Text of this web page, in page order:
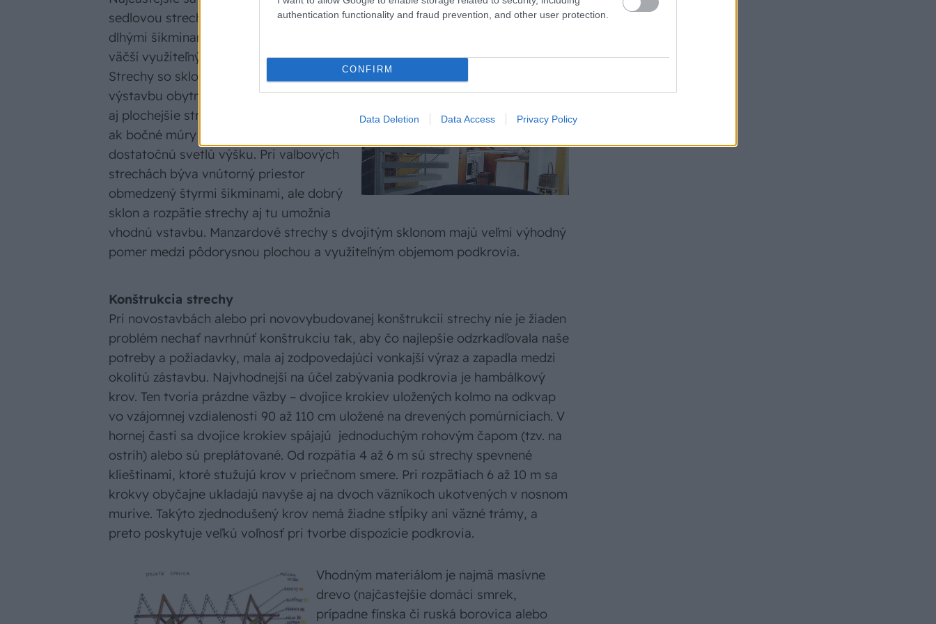
authentication functionality and fraud prevention, and other user protection.
CONFIRM
Data Deletion Data Access Privacy Policy
sedlovou strechou s dvomi rovnako
dlhými šikminami. Čím sú strmšie, tým je
väčší využiteľný priestor pod strechou.
Strechy so sklonom 35 až 45° sú na
výstavbu obytného podkrovia ideálne, ale
aj plochejšie strechy sa dajú dobre využiť,
ak bočné múry poskytujú v podkroví
dostatočnú svetlú výšku. Pri valbových
strechách býva vnútorný priestor
obmedzený štyrmi šikminami, ale dobrý
sklon a rozpätie strechy aj tu umožnia
vhodnú vstavbu. Manzardové strechy s dvojitým sklonom majú veľmi výhodný
pomer medzi pôdorysnou plochou a využiteľným objemom podkrovia.
Konštrukcia strechy
Pri novostavbách alebo pri novovybudovanej konštrukcii strechy nie je žiaden
problém nechať navrhnúť konštrukciu tak, aby čo najlepšie odzrkadľovala naše
potreby a požiadavky, mala aj zodpovedajúci vonkajší výraz a zapadla medzi
okolitú zástavbu. Najvhodnejší na účel zabývania podkrovia je hambálkový
krov. Ten tvoria prázdne väzby – dvojice krokiev uložených kolmo na odkvap
vo vzájomnej vzdialenosti 90 až 110 cm uložené na drevených pomúrniciach. V
hornej časti sa dvojice krokiev spájajú jednoduchým rohovým čapom (tzv. na
ostrih) alebo sú preplátované. Od rozpätia 4 až 6 m sú strechy spevnené
klieštinami, ktoré stužujú krov v priečnom smere. Pri rozpätiach 6 až 10 m sa
krokvy obyčajne ukladajú navyše aj na dvoch väzníkoch ukotvených v nosnom
murive. Takýto zjednodušený krov nemá žiadne stĺpiky ani väzné trámy, a
preto poskytuje veľkú voľnosť pri tvorbe dispozície podkrovia.
Vhodným materiálom je najmä masívne
drevo (najčastejšie domáci smrek,
prípadne fínska či ruská borovica alebo